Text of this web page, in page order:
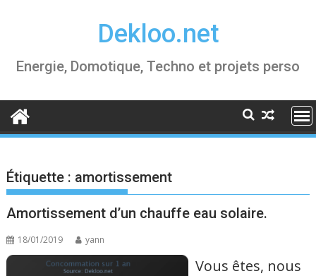
Dekloo.net
Energie, Domotique, Techno et projets perso
Étiquette : amortissement
Amortissement d’un chauffe eau solaire.
18/01/2019 yann
Vous êtes, nous